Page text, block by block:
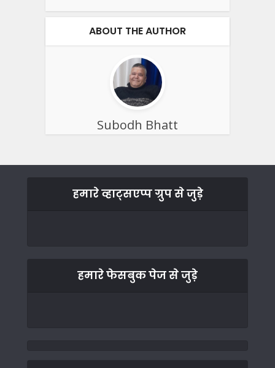
ABOUT THE AUTHOR
Subodh Bhatt
हमारे व्हाट्सएप्प ग्रुप से जुड़े
हमारे फेसबुक पेज से जुड़े